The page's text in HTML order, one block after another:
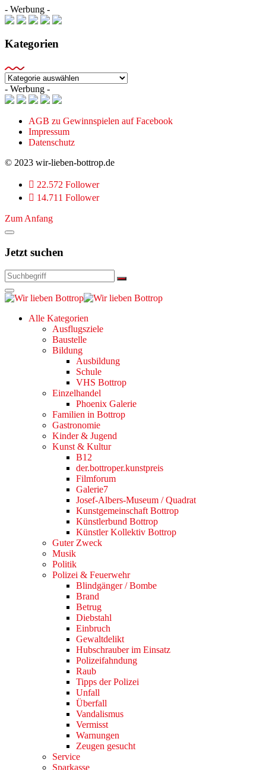
- Werbung -
Kategorien
Kategorien
- Werbung -
AGB zu Gewinnspielen auf Facebook
Impressum
Datenschutz
© 2023 wir-lieben-bottrop.de
22.572 Follower
14.711 Follower
Zum Anfang
Jetzt suchen
Alle Kategorien
Ausflugsziele
Baustelle
Bildung
Ausbildung
Schule
VHS Bottrop
Einzelhandel
Phoenix Galerie
Familien in Bottrop
Gastronomie
Kinder & Jugend
Kunst & Kultur
B12
der.bottroper.kunstpreis
Filmforum
Galerie7
Josef-Albers-Museum / Quadrat
Kunstgemeinschaft Bottrop
Künstlerbund Bottrop
Künstler Kollektiv Bottrop
Guter Zweck
Musik
Politik
Polizei & Feuerwehr
Blindgänger / Bombe
Brand
Betrug
Diebstahl
Einbruch
Gewaltdelikt
Hubschrauber im Einsatz
Polizeifahndung
Raub
Tipps der Polizei
Unfall
Überfall
Vandalismus
Vermisst
Warnungen
Zeugen gesucht
Service
Sparkasse